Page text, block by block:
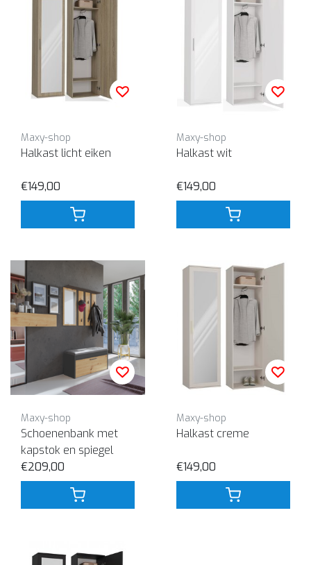
Maxy-shop
Halkast licht eiken
€149,00
Maxy-shop
Halkast wit
€149,00
Maxy-shop
Schoenenbank met
kapstok en spiegel
€209,00
Maxy-shop
Halkast creme
€149,00